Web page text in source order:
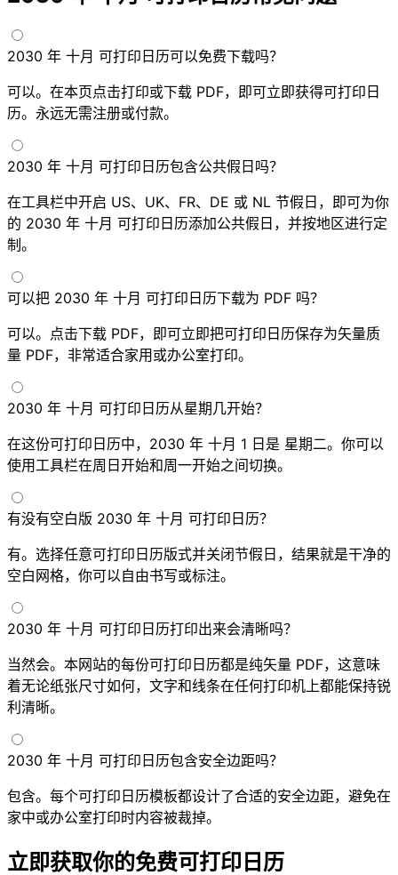
2030 年 十月 可打印日历可以免费下载吗？
可以。在本页点击打印或下载 PDF，即可立即获得可打印日
历。永远无需注册或付款。
2030 年 十月 可打印日历包含公共假日吗？
在工具栏中开启 US、UK、FR、DE 或 NL 节假日，即可为你
的 2030 年 十月 可打印日历添加公共假日，并按地区进行定
制。
可以把 2030 年 十月 可打印日历下载为 PDF 吗？
可以。点击下载 PDF，即可立即把可打印日历保存为矢量质
量 PDF，非常适合家用或办公室打印。
2030 年 十月 可打印日历从星期几开始？
在这份可打印日历中，2030 年 十月 1 日是 星期二。你可以
使用工具栏在周日开始和周一开始之间切换。
有没有空白版 2030 年 十月 可打印日历？
有。选择任意可打印日历版式并关闭节假日，结果就是干净的
空白网格，你可以自由书写或标注。
2030 年 十月 可打印日历打印出来会清晰吗？
当然会。本网站的每份可打印日历都是纯矢量 PDF，这意味
着无论纸张尺寸如何，文字和线条在任何打印机上都能保持锐
利清晰。
2030 年 十月 可打印日历包含安全边距吗？
包含。每个可打印日历模板都设计了合适的安全边距，避免在
家中或办公室打印时内容被裁掉。
立即获取你的免费可打印日历